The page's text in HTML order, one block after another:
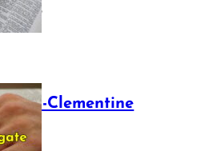
2025
Sixto-Clementine